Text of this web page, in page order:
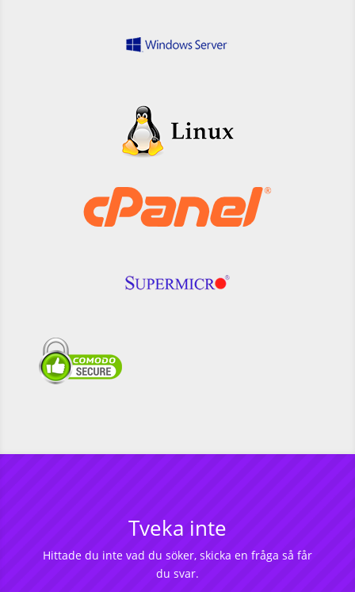
Tveka inte
Hittade du inte vad du söker, skicka en fråga så får
du svar.